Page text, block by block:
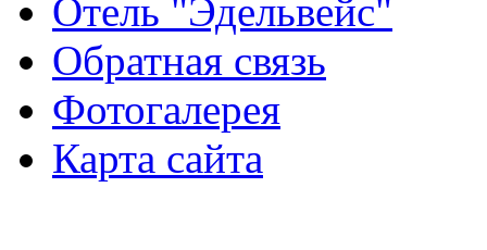
Отель "Эдельвейс"
Обратная связь
Фотогалерея
Карта сайта